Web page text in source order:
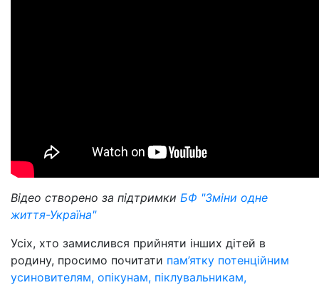
Відео створено за підтримки БФ "Зміни одне
життя-Україна"
Усіх, хто замислився прийняти інших дітей в
родину, просимо почитати пам’ятку потенційним
усиновителям, опікунам, піклувальникам,